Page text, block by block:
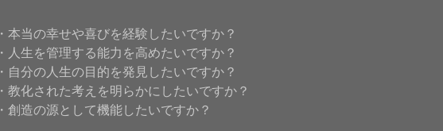
・本当の幸せや喜びを経験したいですか？
・人生を管理する能力を高めたいですか？
・自分の人生の目的を発見したいですか？
・教化された考えを明らかにしたいですか？
・創造の源として機能したいですか？